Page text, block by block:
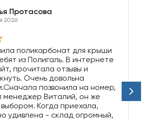
Протасова
2026
поликарбонат для крыши
из Полигаль. В интернете
прочитала отзывы и
Очень довольна
позвонила на номер,
менеджер Виталий, он же
Когда приехала,
удивлена - склад огромный,